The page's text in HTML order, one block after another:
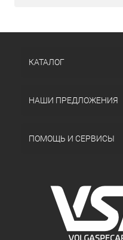
КАТАЛОГ
НАШИ ПРЕДЛОЖЕНИЯ
ПОМОЩЬ И СЕРВИСЫ